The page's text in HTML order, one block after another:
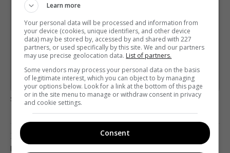
Щотижневий лист з найцікавішим.
Пишемо з любов'ю
Підпишіться ще раз, якщо не отримуєте від нас листи
* Підписатись→
Предоставлено SendPulse
загрузка...
Предыдущий пост
Learn more
Your personal data will be processed and information from
your device (cookies, unique identifiers, and other device
data) may be stored by, accessed by and shared with 227
partners, or used specifically by this site. We and our partners
may use precise geolocation data. List of partners.
Some vendors may process your personal data on the basis
of legitimate interest, which you can object to by managing
your options below. Look for a link at the bottom of this page
or in the site menu to manage or withdraw consent in privacy
and cookie settings.
Consent